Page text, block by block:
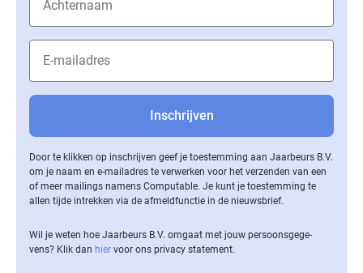
Door te klikken op inschrijven geef je toestemming aan Jaarbeurs B.V.
om je naam en e-mailadres te verwerken voor het verzenden van een
of meer mailings namens Computable. Je kunt je toestemming te
allen tijde intrekken via de af­meld­func­tie in de nieuwsbrief.
Wil je weten hoe Jaarbeurs B.V. omgaat met jouw per­soons­ge­ge­
vens? Klik dan hier voor ons privacy statement.